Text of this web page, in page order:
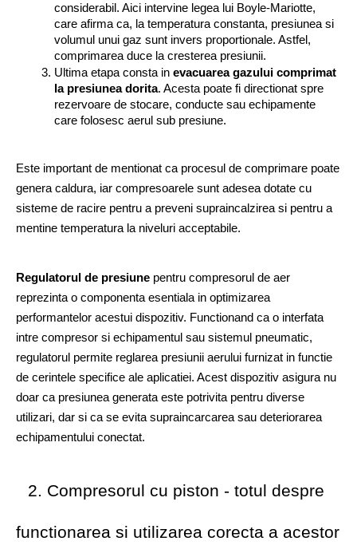
considerabil. Aici intervine legea lui Boyle-Mariotte,
care afirma ca, la temperatura constanta, presiunea si
volumul unui gaz sunt invers proportionale. Astfel,
comprimarea duce la cresterea presiunii.
Ultima etapa consta in evacuarea gazului comprimat
la presiunea dorita. Acesta poate fi directionat spre
rezervoare de stocare, conducte sau echipamente
care folosesc aerul sub presiune.
Este important de mentionat ca procesul de comprimare poate
genera caldura, iar compresoarele sunt adesea dotate cu
sisteme de racire pentru a preveni supraincalzirea si pentru a
mentine temperatura la niveluri acceptabile.
Regulatorul de presiune pentru compresorul de aer
reprezinta o componenta esentiala in optimizarea
performantelor acestui dispozitiv. Functionand ca o interfata
intre compresor si echipamentul sau sistemul pneumatic,
regulatorul permite reglarea presiunii aerului furnizat in functie
de cerintele specifice ale aplicatiei. Acest dispozitiv asigura nu
doar ca presiunea generata este potrivita pentru diverse
utilizari, dar si ca se evita supraincarcarea sau deteriorarea
echipamentului conectat.
2. Compresorul cu piston - totul despre
functionarea si utilizarea corecta a acestor